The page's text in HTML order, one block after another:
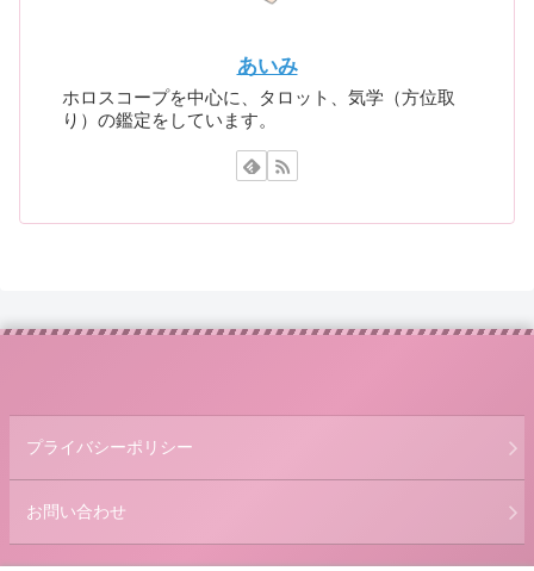
あいみ
ホロスコープを中心に、タロット、気学（方位取
り）の鑑定をしています。
プライバシーポリシー
お問い合わせ